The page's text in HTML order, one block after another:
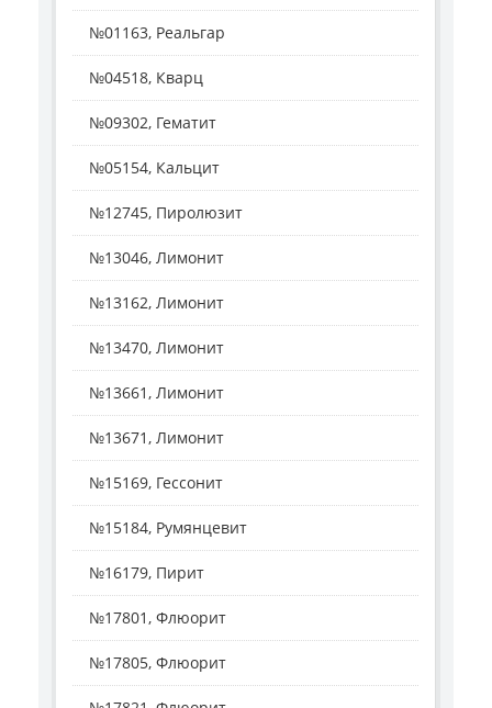
№01163, Реальгар
№04518, Кварц
№09302, Гематит
№05154, Кальцит
№12745, Пиролюзит
№13046, Лимонит
№13162, Лимонит
№13470, Лимонит
№13661, Лимонит
№13671, Лимонит
№15169, Гессонит
№15184, Румянцевит
№16179, Пирит
№17801, Флюорит
№17805, Флюорит